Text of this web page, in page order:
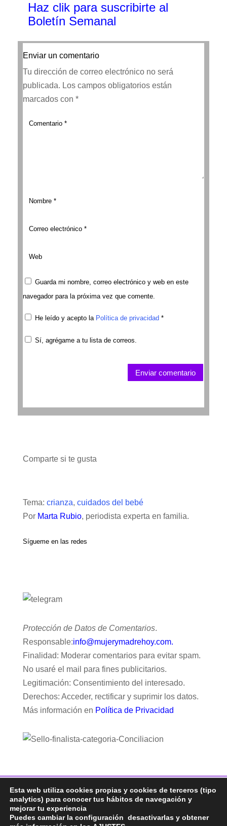
Haz clik para suscribirte al
Boletín Semanal
Enviar un comentario
Tu dirección de correo electrónico no será
publicada. Los campos obligatorios están
marcados con *
Guarda mi nombre, correo electrónico y web en este
navegador para la próxima vez que comente.
He leído y acepto la Política de privacidad *
Sí, agrégame a tu lista de correos.
Enviar comentario
Comparte si te gusta
Tema: crianza, cuidados del bebé
Por Marta Rubio, periodista experta en familia.
Sígueme en las redes
Protección de Datos de Comentarios.
Responsable:info@mujerymadrehoy.com.
Finalidad: Moderar comentarios para evitar spam.
No usaré el mail para fines publicitarios.
Legitimación: Consentimiento del interesado.
Derechos: Acceder, rectificar y suprimir los datos.
Más información en Política de Privacidad
Facebook Twitter Telegram
RSS
Instagram
Aviso legal Linkedin
Esta web utiliza cookies propias y cookies de terceros (tipo
analytics) para conocer tus hábitos de navegación y
mejorar tu experiencia
Puedes cambiar la configuración desactivarlas y obtener